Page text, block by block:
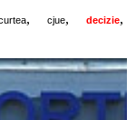
, cjue, decizie,